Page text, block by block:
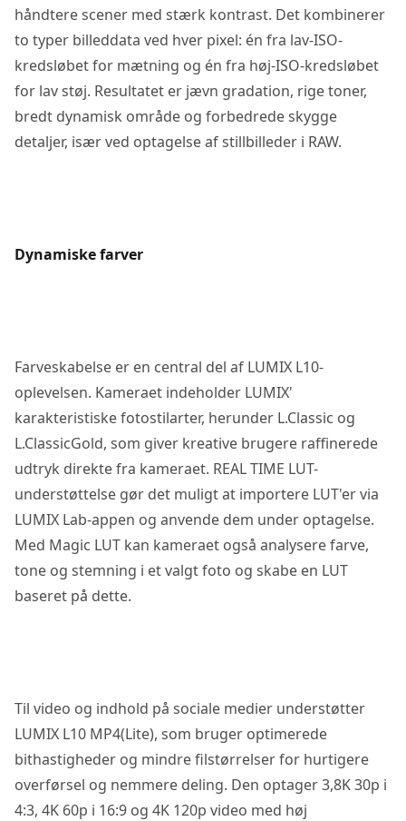
håndtere scener med stærk kontrast. Det kombinerer
to typer billeddata ved hver pixel: én fra lav-ISO-
kredsløbet for mætning og én fra høj-ISO-kredsløbet
for lav støj. Resultatet er jævn gradation, rige toner,
bredt dynamisk område og forbedrede skygge
detaljer, især ved optagelse af stillbilleder i RAW.
Dynamiske farver
Farveskabelse er en central del af LUMIX L10-
oplevelsen. Kameraet indeholder LUMIX'
karakteristiske fotostilarter, herunder L.Classic og
L.ClassicGold, som giver kreative brugere raffinerede
udtryk direkte fra kameraet. REAL TIME LUT-
understøttelse gør det muligt at importere LUT'er via
LUMIX Lab-appen og anvende dem under optagelse.
Med Magic LUT kan kameraet også analysere farve,
tone og stemning i et valgt foto og skabe en LUT
baseret på dette.
Til video og indhold på sociale medier understøtter
LUMIX L10 MP4(Lite), som bruger optimerede
bithastigheder og mindre filstørrelser for hurtigere
overførsel og nemmere deling. Den optager 3,8K 30p i
4:3, 4K 60p i 16:9 og 4K 120p video med høj